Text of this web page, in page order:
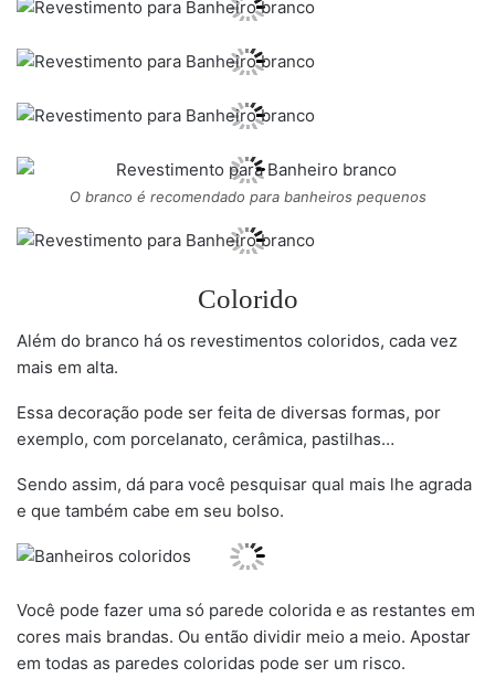
O branco é recomendado para banheiros pequenos
Colorido
Além do branco há os revestimentos coloridos, cada vez
mais em alta.
Essa decoração pode ser feita de diversas formas, por
exemplo, com porcelanato, cerâmica, pastilhas…
Sendo assim, dá para você pesquisar qual mais lhe agrada
e que também cabe em seu bolso.
Você pode fazer uma só parede colorida e as restantes em
cores mais brandas. Ou então dividir meio a meio. Apostar
em todas as paredes coloridas pode ser um risco.